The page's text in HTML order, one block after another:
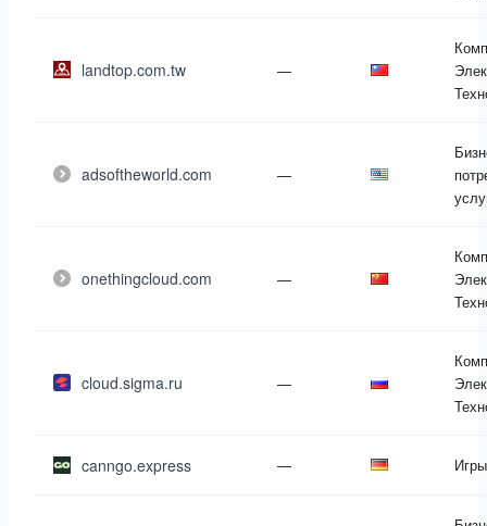
landtop.com.tw —
adsoftheworld.com —
onethingcloud.com —
cloud.sigma.ru —
canngo.express — Игры